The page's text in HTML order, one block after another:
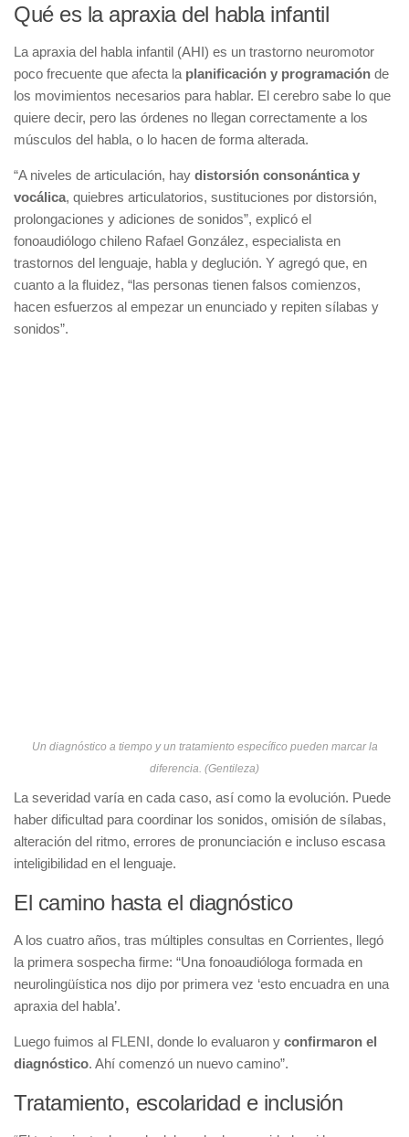
Qué es la apraxia del habla infantil
La apraxia del habla infantil (AHI) es un trastorno neuromotor
poco frecuente que afecta la planificación y programación de
los movimientos necesarios para hablar. El cerebro sabe lo que
quiere decir, pero las órdenes no llegan correctamente a los
músculos del habla, o lo hacen de forma alterada.
“A niveles de articulación, hay distorsión consonántica y
vocálica, quiebres articulatorios, sustituciones por distorsión,
prolongaciones y adiciones de sonidos”, explicó el
fonoaudiólogo chileno Rafael González, especialista en
trastornos del lenguaje, habla y deglución. Y agregó que, en
cuanto a la fluidez, “las personas tienen falsos comienzos,
hacen esfuerzos al empezar un enunciado y repiten sílabas y
sonidos”.
Un diagnóstico a tiempo y un tratamiento específico pueden marcar la
diferencia. (Gentileza)
La severidad varía en cada caso, así como la evolución. Puede
haber dificultad para coordinar los sonidos, omisión de sílabas,
alteración del ritmo, errores de pronunciación e incluso escasa
inteligibilidad en el lenguaje.
El camino hasta el diagnóstico
A los cuatro años, tras múltiples consultas en Corrientes, llegó
la primera sospecha firme: “Una fonoaudióloga formada en
neurolingüística nos dijo por primera vez ‘esto encuadra en una
apraxia del habla’.
Luego fuimos al FLENI, donde lo evaluaron y confirmaron el
diagnóstico. Ahí comenzó un nuevo camino”.
Tratamiento, escolaridad e inclusión